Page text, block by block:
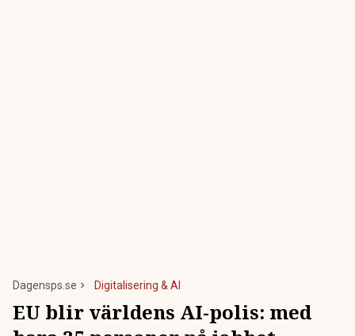
Dagensps.se Digitalisering & AI
EU blir världens AI-polis: med